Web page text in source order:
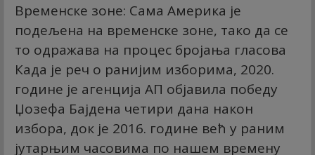
Временске зоне: Сама Америка је
подељена на временске зоне, тако да се
то одражава на процес бројања гласова
Када је реч о ранијим изборима, 2020.
године је агенција АП објавила победу
Џозефа Бајдена четири дана након
избора, док је 2016. године већ у раним
јутарњим часовима по нашем времену